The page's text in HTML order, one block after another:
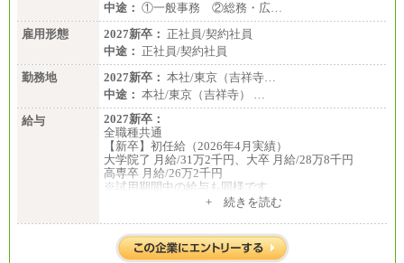
中途： ①一般事務 ②総務・広…
雇用形態
2027新卒： 正社員/契約社員
中途： 正社員/契約社員
勤務地
2027新卒： 本社/東京（吉祥寺…
中途： 本社/東京（吉祥寺） …
給与
2027新卒：
全職種共通
【新卒】初任給（2026年4月実績）
大学院了 月給/31万2千円、大卒 月給/28万8千円
高専卒 月給/26万2千円
※試用期間中の給与も同様です
【中途】月給19万8千円～
※勤務地によって異なります。
※経験やスキルを考慮し、規定により決定します。
+ 続きを読む